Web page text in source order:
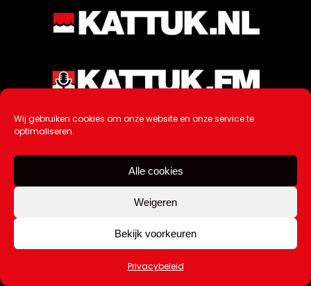
Wij gebruiken cookies om onze website en onze service te
optimaliseren.
Alle cookies
Weigeren
Bekijk voorkeuren
Privacybeleid
Design & Medi